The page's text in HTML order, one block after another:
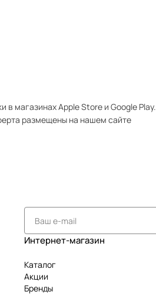
в магазинах Apple Store и Google Play.
размещены на нашем сайте
Интернет-магазин
Каталог
Акции
Бренды